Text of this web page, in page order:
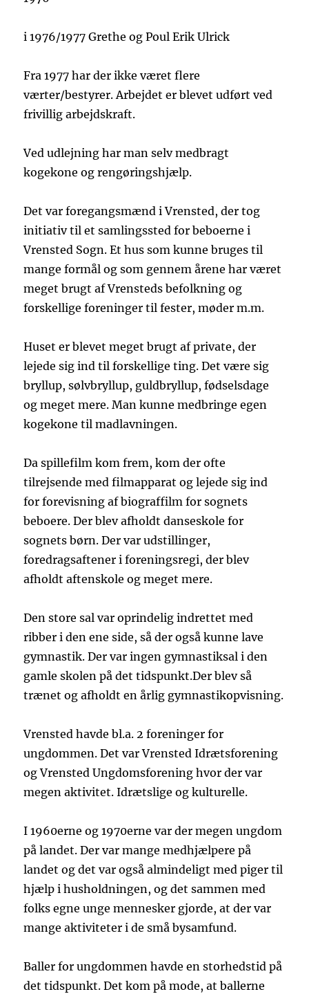
i 1976/1977 Grethe og Poul Erik Ulrick
Fra 1977 har der ikke været flere
værter/bestyrer. Arbejdet er blevet udført ved
frivillig arbejdskraft.
Ved udlejning har man selv medbragt
kogekone og rengøringshjælp.
Det var foregangsmænd i Vrensted, der tog
initiativ til et samlingssted for beboerne i
Vrensted Sogn. Et hus som kunne bruges til
mange formål og som gennem årene har været
meget brugt af Vrensteds befolkning og
forskellige foreninger til fester, møder m.m.
Huset er blevet meget brugt af private, der
lejede sig ind til forskellige ting. Det være sig
bryllup, sølvbryllup, guldbryllup, fødselsdage
og meget mere. Man kunne medbringe egen
kogekone til madlavningen.
Da spillefilm kom frem, kom der ofte
tilrejsende med filmapparat og lejede sig ind
for forevisning af biograffilm for sognets
beboere. Der blev afholdt danseskole for
sognets børn. Der var udstillinger,
foredragsaftener i foreningsregi, der blev
afholdt aftenskole og meget mere.
Den store sal var oprindelig indrettet med
ribber i den ene side, så der også kunne lave
gymnastik. Der var ingen gymnastiksal i den
gamle skolen på det tidspunkt.Der blev så
trænet og afholdt en årlig gymnastikopvisning.
Vrensted havde bl.a. 2 foreninger for
ungdommen. Det var Vrensted Idrætsforening
og Vrensted Ungdomsforening hvor der var
megen aktivitet. Idrætslige og kulturelle.
I 1960erne og 1970erne var der megen ungdom
på landet. Der var mange medhjælpere på
landet og det var også almindeligt med piger til
hjælp i husholdningen, og det sammen med
folks egne unge mennesker gjorde, at der var
mange aktiviteter i de små bysamfund.
Baller for ungdommen havde en storhedstid på
det tidspunkt. Det kom på mode, at ballerne